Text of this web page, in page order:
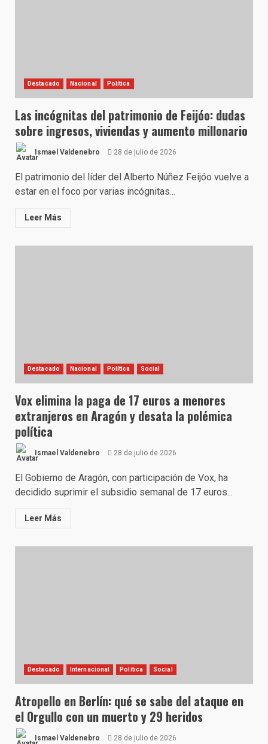
Destacado Nacional Política
Las incógnitas del patrimonio de Feijóo: dudas
sobre ingresos, viviendas y aumento millonario
Ismael Valdenebro 28 de julio de 2026
El patrimonio del líder del Alberto Núñez Feijóo vuelve a
estar en el foco por varias incógnitas...
Leer Más
Destacado Nacional Política Social
Vox elimina la paga de 17 euros a menores
extranjeros en Aragón y desata la polémica
política
Ismael Valdenebro 28 de julio de 2026
El Gobierno de Aragón, con participación de Vox, ha
decidido suprimir el subsidio semanal de 17 euros...
Leer Más
Destacado Internacional Política Social
Atropello en Berlín: qué se sabe del ataque en
el Orgullo con un muerto y 29 heridos
Ismael Valdenebro 28 de julio de 2026